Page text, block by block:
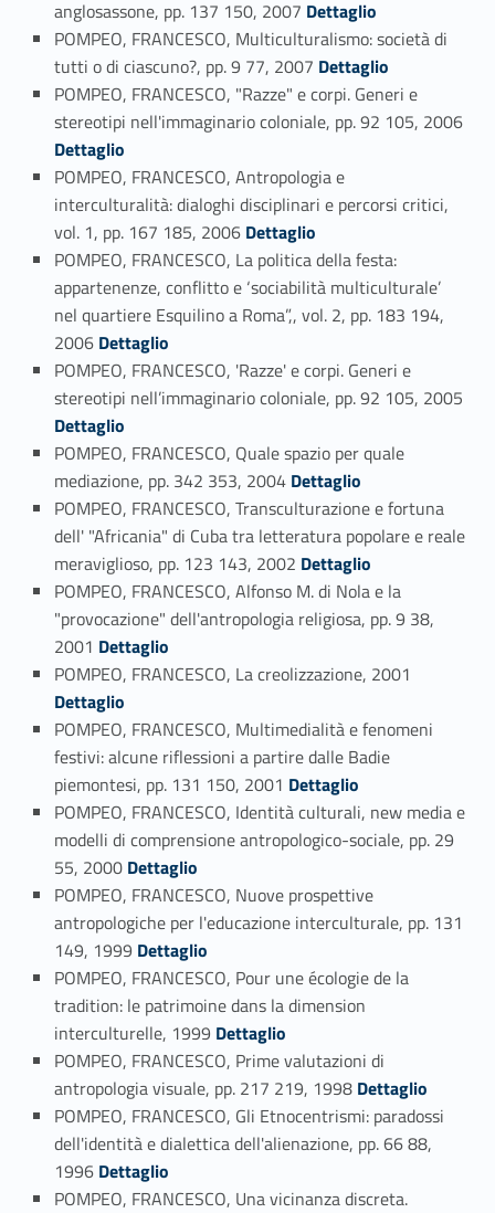
anglosassone, pp. 137 150, 2007 Dettaglio
POMPEO, FRANCESCO, Multiculturalismo: società di
tutti o di ciascuno?, pp. 9 77, 2007 Link identifier #identifier_person_11120-88
Dettaglio
POMPEO, FRANCESCO, "Razze" e corpi. Generi e
stereotipi nell'immaginario coloniale, pp. 92 105, 2006
Link identifier #identifier_person_125707-89
Dettaglio
POMPEO, FRANCESCO, Antropologia e
interculturalità: dialoghi disciplinari e percorsi critici,
vol. 1, pp. 167 185, 2006 Link identifier #identifier_person_107766-90
Dettaglio
POMPEO, FRANCESCO, La politica della festa:
appartenenze, conflitto e ‘sociabilità multiculturale’
nel quartiere Esquilino a Roma”,, vol. 2, pp. 183 194,
2006 Link identifier #identifier_person_46078-91
Dettaglio
POMPEO, FRANCESCO, 'Razze' e corpi. Generi e
stereotipi nell’immaginario coloniale, pp. 92 105, 2005
Link identifier #identifier_person_165083-92
Dettaglio
POMPEO, FRANCESCO, Quale spazio per quale
mediazione, pp. 342 353, 2004 Link identifier #identifier_person_59407-93
Dettaglio
POMPEO, FRANCESCO, Transculturazione e fortuna
dell' "Africania" di Cuba tra letteratura popolare e reale
meraviglioso, pp. 123 143, 2002 Link identifier #identifier_person_166028-94
Dettaglio
POMPEO, FRANCESCO, Alfonso M. di Nola e la
"provocazione" dell'antropologia religiosa, pp. 9 38,
2001 Link identifier #identifier_person_156312-95
Dettaglio
POMPEO, FRANCESCO, La creolizzazione, 2001
Dettaglio
POMPEO, FRANCESCO, Multimedialità e fenomeni
festivi: alcune riflessioni a partire dalle Badie
piemontesi, pp. 131 150, 2001 Link identifier #identifier_person_108193-97
Dettaglio
POMPEO, FRANCESCO, Identità culturali, new media e
modelli di comprensione antropologico-sociale, pp. 29
55, 2000 Link identifier #identifier_person_167373-98
Dettaglio
POMPEO, FRANCESCO, Nuove prospettive
antropologiche per l'educazione interculturale, pp. 131
149, 1999 Link identifier #identifier_person_81101-99
Dettaglio
POMPEO, FRANCESCO, Pour une écologie de la
tradition: le patrimoine dans la dimension
interculturelle, 1999 Link identifier #identifier_person_54546-100
Dettaglio
POMPEO, FRANCESCO, Prime valutazioni di
antropologia visuale, pp. 217 219, 1998 Link identifier #identifier_person_99211-101
Dettaglio
POMPEO, FRANCESCO, Gli Etnocentrismi: paradossi
dell'identità e dialettica dell'alienazione, pp. 66 88,
1996 Link identifier #identifier_person_40812-102
Dettaglio
POMPEO, FRANCESCO, Una vicinanza discreta.